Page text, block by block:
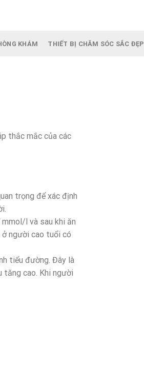
KHÁM THIẾT BỊ CHĂM SÓC SẮC ĐẸP
thắc mắc của các
trọng để xác định
l và sau khi ăn
người cao tuổi có
tiểu đường. Đây là
tăng cao. Khi người